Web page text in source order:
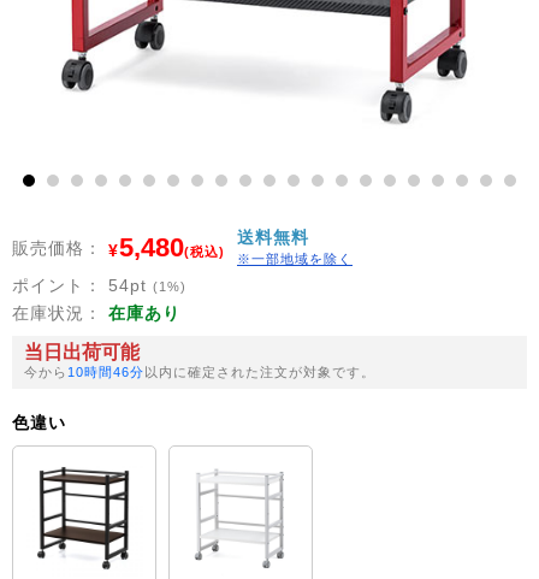
10 11 12 13 14 15 16 17 18 19 20
販売価格： ¥5,480(税込)
送料無料
※一部地域を除く
ポイント： 54pt (1%)
在庫状況： 在庫あり
当日出荷可能
今から 10時間46分以内に確定された注文が対象です。
色違い